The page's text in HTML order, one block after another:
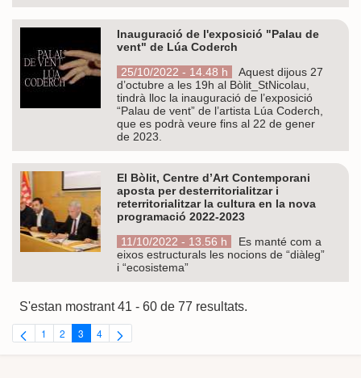
Inauguració de l'exposició "Palau de
vent" de Lúa Coderch
25/10/2022 - 14.48 h
Aquest dijous 27
d’octubre a les 19h al Bòlit_StNicolau,
tindrà lloc la inauguració de l’exposició
“Palau de vent” de l’artista Lúa Coderch,
que es podrà veure fins al 22 de gener
de 2023.
El Bòlit, Centre d’Art Contemporani
aposta per desterritorialitzar i
reterritorialitzar la cultura en la nova
programació 2022-2023
11/10/2022 - 13.56 h
Es manté com a
eixos estructurals les nocions de “diàleg”
i “ecosistema”
S'estan mostrant 41 - 60 de 77 resultats.
Pàgina
1 Pàgina
2 Pàgina
3 Pàgina
4